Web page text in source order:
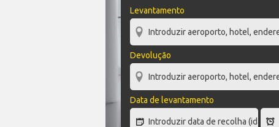
Levantamento
Devolução
Data de levantamento